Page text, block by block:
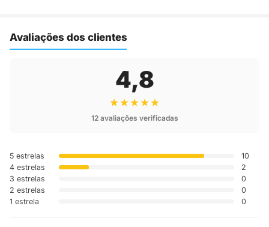
Avaliações dos clientes
4,8
★★★★★
12 avaliações verificadas
5 estrelas
10
4 estrelas
2
3 estrelas
0
2 estrelas
0
1 estrela
0